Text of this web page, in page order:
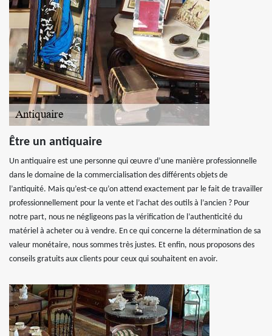
Être un antiquaire
Un antiquaire est une personne qui œuvre d’une manière professionnelle
dans le domaine de la commercialisation des différents objets de
l’antiquité. Mais qu’est-ce qu’on attend exactement par le fait de travailler
professionnellement pour la vente et l’achat des outils à l’ancien ? Pour
notre part, nous ne négligeons pas la vérification de l’authenticité du
matériel à acheter ou à vendre. En ce qui concerne la détermination de sa
valeur monétaire, nous sommes très justes. Et enfin, nous proposons des
conseils gratuits aux clients pour ceux qui souhaitent en avoir.